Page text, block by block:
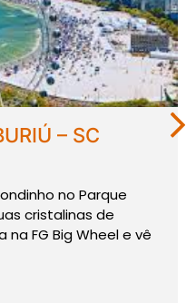
– SC
no Parque
cristalinas de
na FG Big Wheel e vê